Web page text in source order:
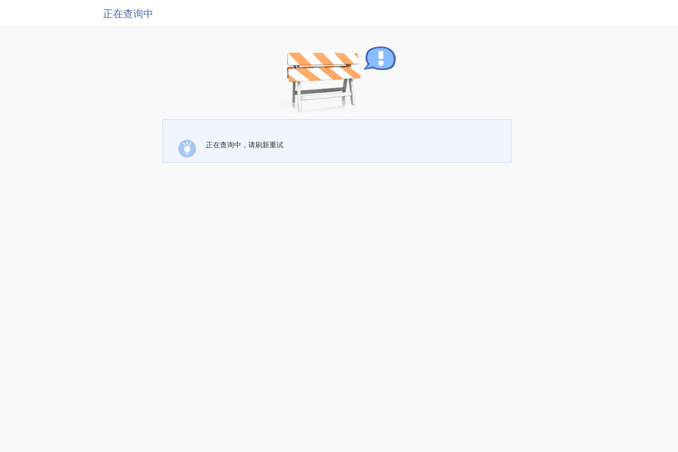
正在查询中
正在查询中，请刷新重试